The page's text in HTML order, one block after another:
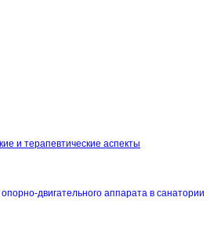
и терапевтические аспекты